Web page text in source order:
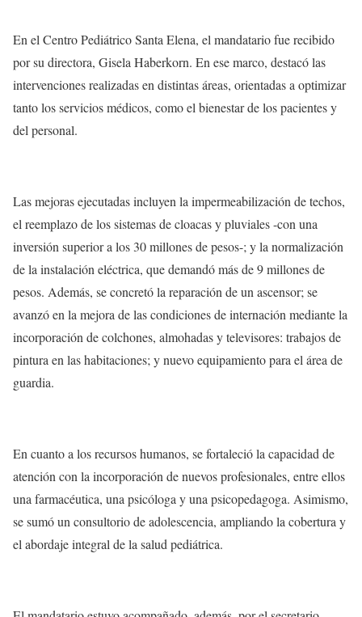
En el Centro Pediátrico Santa Elena, el mandatario fue recibido
por su directora, Gisela Haberkorn. En ese marco, destacó las
intervenciones realizadas en distintas áreas, orientadas a optimizar
tanto los servicios médicos, como el bienestar de los pacientes y
del personal.
Las mejoras ejecutadas incluyen la impermeabilización de techos,
el reemplazo de los sistemas de cloacas y pluviales -con una
inversión superior a los 30 millones de pesos-; y la normalización
de la instalación eléctrica, que demandó más de 9 millones de
pesos. Además, se concretó la reparación de un ascensor; se
avanzó en la mejora de las condiciones de internación mediante la
incorporación de colchones, almohadas y televisores: trabajos de
pintura en las habitaciones; y nuevo equipamiento para el área de
guardia.
En cuanto a los recursos humanos, se fortaleció la capacidad de
atención con la incorporación de nuevos profesionales, entre ellos
una farmacéutica, una psicóloga y una psicopedagoga. Asimismo,
se sumó un consultorio de adolescencia, ampliando la cobertura y
el abordaje integral de la salud pediátrica.